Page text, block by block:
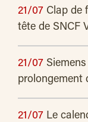
21/07 Clap de
tête de SNCF
21/07
prolongement
21/07 Le